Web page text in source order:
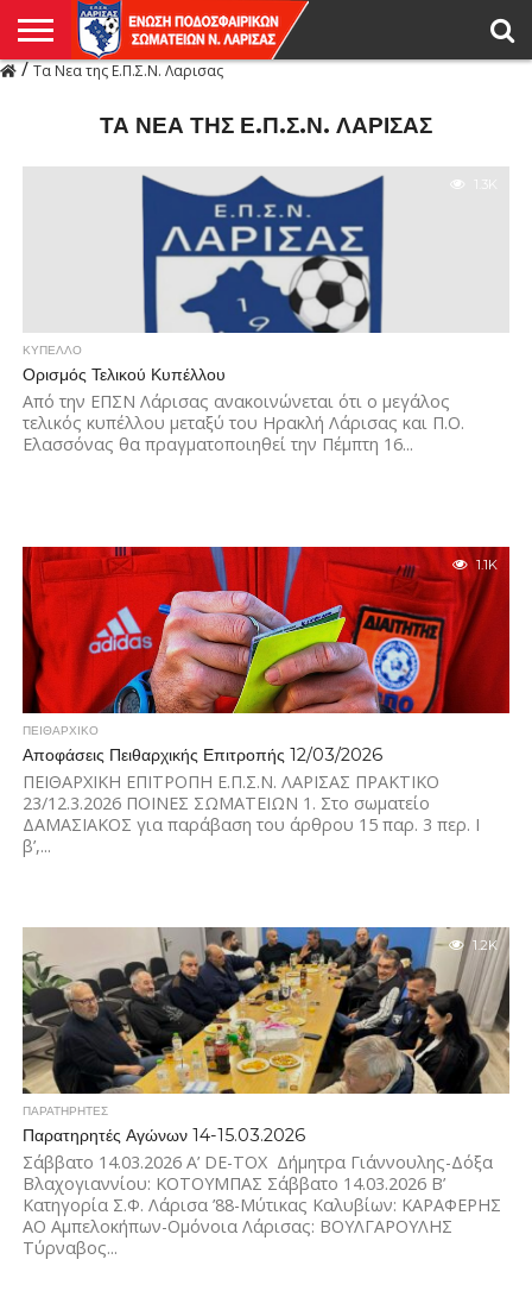
ΑΠΟΤΕΛΕΣΜΑΤΑ
ΛΑΡΙΣΑΣ
/Τα Νεα της Ε.Π.Σ.Ν. Λαρισας
ΤΑ ΝΕΑ ΤΗΣ Ε.Π.Σ.Ν. ΛΑΡΙΣΑΣ
1.3K
ΚΥΠΕΛΛΟ
Ορισμός Τελικού Κυπέλλου
Από την ΕΠΣΝ Λάρισας ανακοινώνεται ότι ο μεγάλος
τελικός κυπέλλου μεταξύ του Ηρακλή Λάρισας και Π.Ο.
Ελασσόνας θα πραγματοποιηθεί την Πέμπτη 16...
1.1K
ΠΕΙΘΑΡΧΙΚΌ
Αποφάσεις Πειθαρχικής Επιτροπής 12/03/2026
ΠΕΙΘΑΡΧΙΚΗ ΕΠΙΤΡΟΠΗ Ε.Π.Σ.Ν. ΛΑΡΙΣΑΣ ΠΡΑΚΤΙΚΟ
23/12.3.2026 ΠΟΙΝΕΣ ΣΩΜΑΤΕΙΩΝ 1. Στο σωματείο
ΔΑΜΑΣΙΑΚΟΣ για παράβαση του άρθρου 15 παρ. 3 περ. Ι
β’,...
1.2K
ΠΑΡΑΤΗΡΗΤΕΣ
Παρατηρητές Αγώνων 14-15.03.2026
Σάββατο 14.03.2026 Α’ DE-TOX Δήμητρα Γιάννουλης-Δόξα
Βλαχογιαννίου: ΚΟΤΟΥΜΠΑΣ Σάββατο 14.03.2026 Β’
Κατηγορία Σ.Φ. Λάρισα ’88-Μύτικας Καλυβίων: ΚΑΡΑΦΕΡΗΣ
ΑΟ Αμπελοκήπων-Ομόνοια Λάρισας: ΒΟΥΛΓΑΡΟΥΛΗΣ
Τύρναβος...